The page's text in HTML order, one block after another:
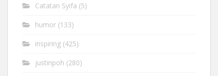
Catatan Syifa (5)
humor (133)
inspiring (425)
justinpoh (280)